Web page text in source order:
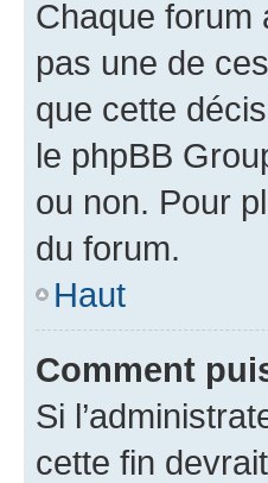
Chaque forum
pas une de
que cette
le phpBB
ou non. Pour
du forum.
Haut
Comment
Si
cette fin